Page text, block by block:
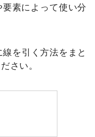
素によって使い分
を引く方法をまと
さい。